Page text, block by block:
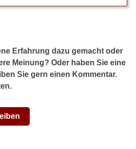
Erfahrung dazu gemacht oder
Meinung? Oder haben Sie eine
Sie gern einen Kommentar.